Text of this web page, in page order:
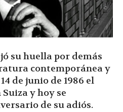
su huella por demás
contemporánea y
de junio de 1986 el
y hoy se
de su adiós.